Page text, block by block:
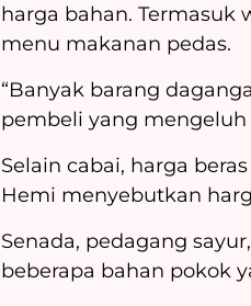
harga bahan.
menu makanan pedas.
“Banyak barang
pembeli yang mengeluh
Selain cabai, harga
Hemi menyebutkan
Senada, pedagang
beberapa bahan pokok